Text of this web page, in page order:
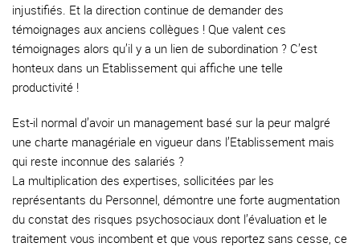
injustifiés. Et la direction continue de demander des
témoignages aux anciens collègues ! Que valent ces
témoignages alors qu’il y a un lien de subordination ? C’est
honteux dans un Etablissement qui affiche une telle
productivité !
Est-il normal d’avoir un management basé sur la peur malgré
une charte managériale en vigueur dans l’Etablissement mais
qui reste inconnue des salariés ?
La multiplication des expertises, sollicitées par les
représentants du Personnel, démontre une forte augmentation
du constat des risques psychosociaux dont l’évaluation et le
traitement vous incombent et que vous reportez sans cesse, ce